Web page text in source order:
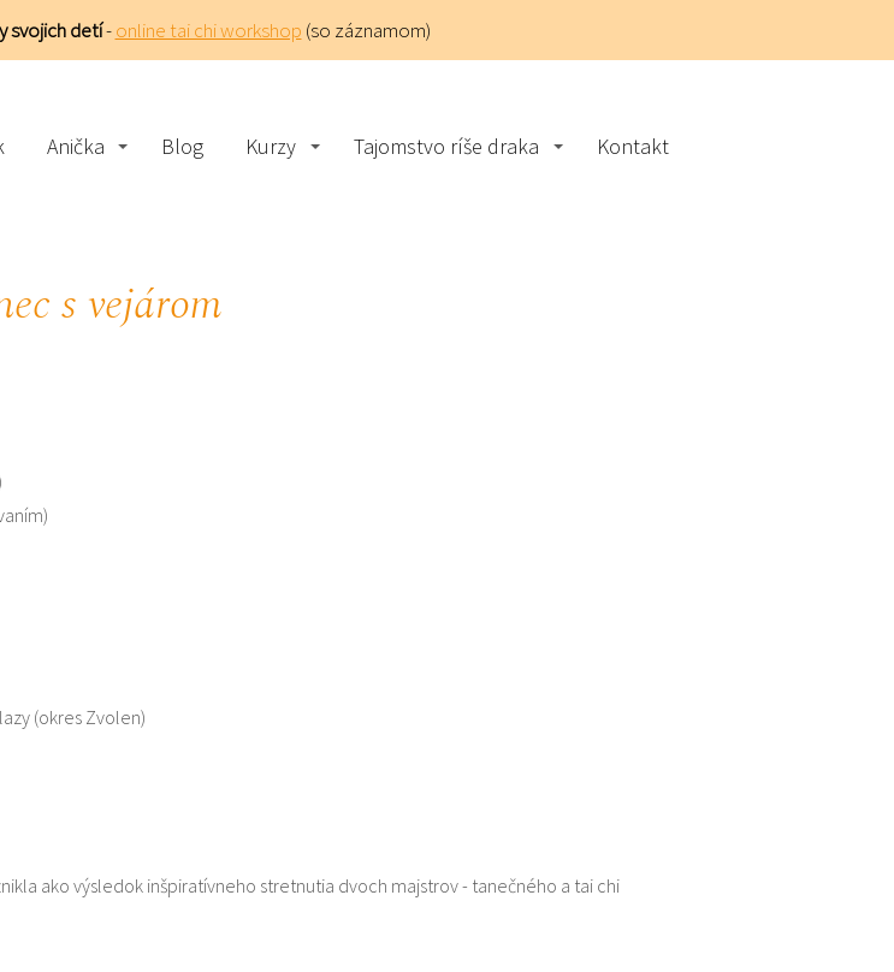
svojich detí-online tai chi workshop (so záznamom)
Anička Blog Kurzy Tajomstvo ríše draka Kontakt
s vejárom
(okres Zvolen)
ako výsledok inšpiratívneho stretnutia dvoch majstrov - tanečného a tai chi